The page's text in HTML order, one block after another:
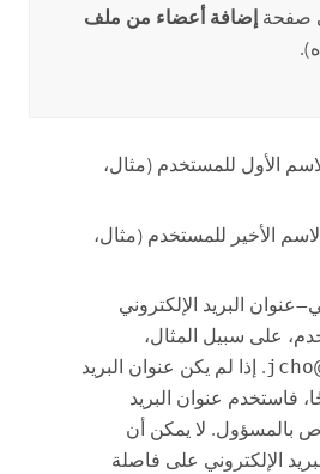
صفحةإضافة أعضاء من ملف
الأول للمستخدم (مثال،
الأخير للمستخدم (مثال،
البريد الإلكتروني
على سبيل المثال،
. إذا لم يكن عنوان البريد
فاستخدم عنوان البريد
بالمسؤول. لا يمكن أن
الإلكتروني على فاصلة